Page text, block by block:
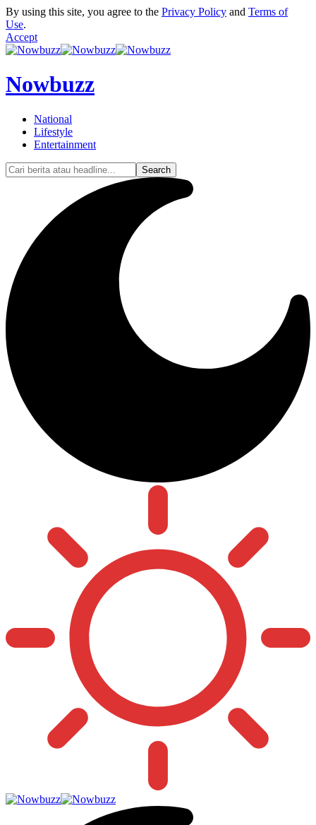
By using this site, you agree to the Privacy Policy and Terms of
Use.
Accept
Nowbuzz
National
Lifestyle
Entertainment